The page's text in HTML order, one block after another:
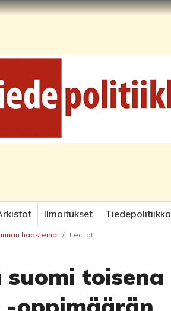
Ilmoitukset
haasteina / Lectiot
toisena